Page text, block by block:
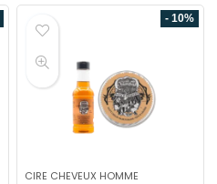
- 10%
CIRE CHEVEUX HOMME